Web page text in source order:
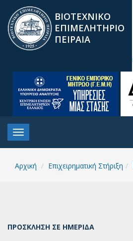
ΒΙΟΤΕΧΝΙΚΟ
ΕΠΙΜΕΛΗΤΗΡΙΟ
ΠΕΙΡΑΙΑ
Αρχική Επιχειρηματική Στήριξη
ΠΡΟΣΚΛΗΣΗ ΣΕ ΗΜΕΡΙΔΑ